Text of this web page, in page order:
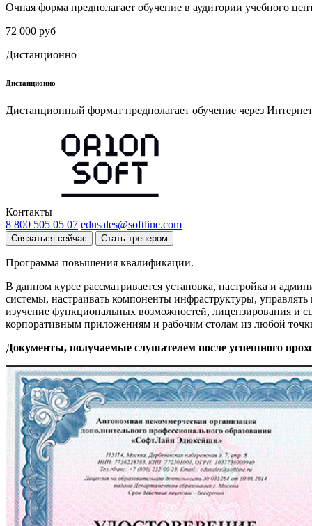
Очная форма предполагает обучение в аудитории учебного
72 000 руб
Дистанционно
Дистанционно
Дистанционный формат предполагает обучение через
Контакты
8 800 505 05 07 edusales@softline.com
Связаться сейчас Стать тренером
Программа повышения квалификации.
В данном курсе рассматривается установка, настройка и
системы, настраивать компоненты инфраструктуры,
изучение функциональных возможностей, лицензирования и
корпоративным приложениям и рабочим столам из любой
Документы, получаемые слушателем после успешного